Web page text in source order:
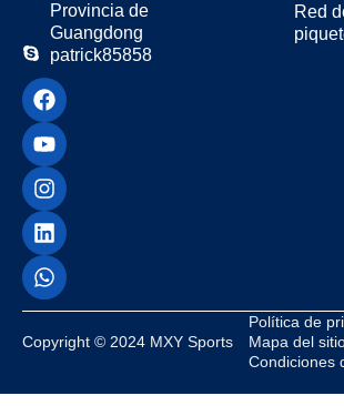
Provincia de
Guangdong
patrick85858
Red
Copyright © 2024 MXY Sports
Política de
Mapa del
Condiciones